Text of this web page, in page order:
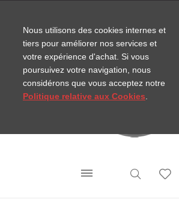
Nous utilisons des cookies internes et
tiers pour améliorer nos services et
votre expérience d'achat. Si vous
poursuivez votre navigation, nous
considérons que vous acceptez notre
Politique relative aux Cookies